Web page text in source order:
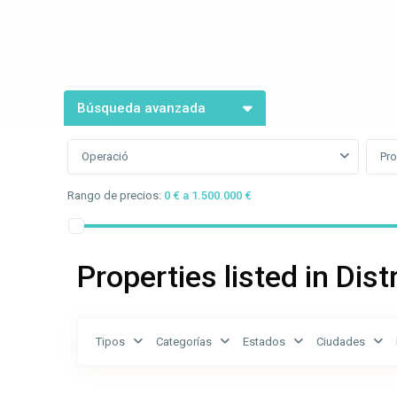
Búsqueda avanzada
Operació
Rango de precios: 0 € a 1.500.000 €
Properties listed in
Tipos Categorías Estados Ciudades